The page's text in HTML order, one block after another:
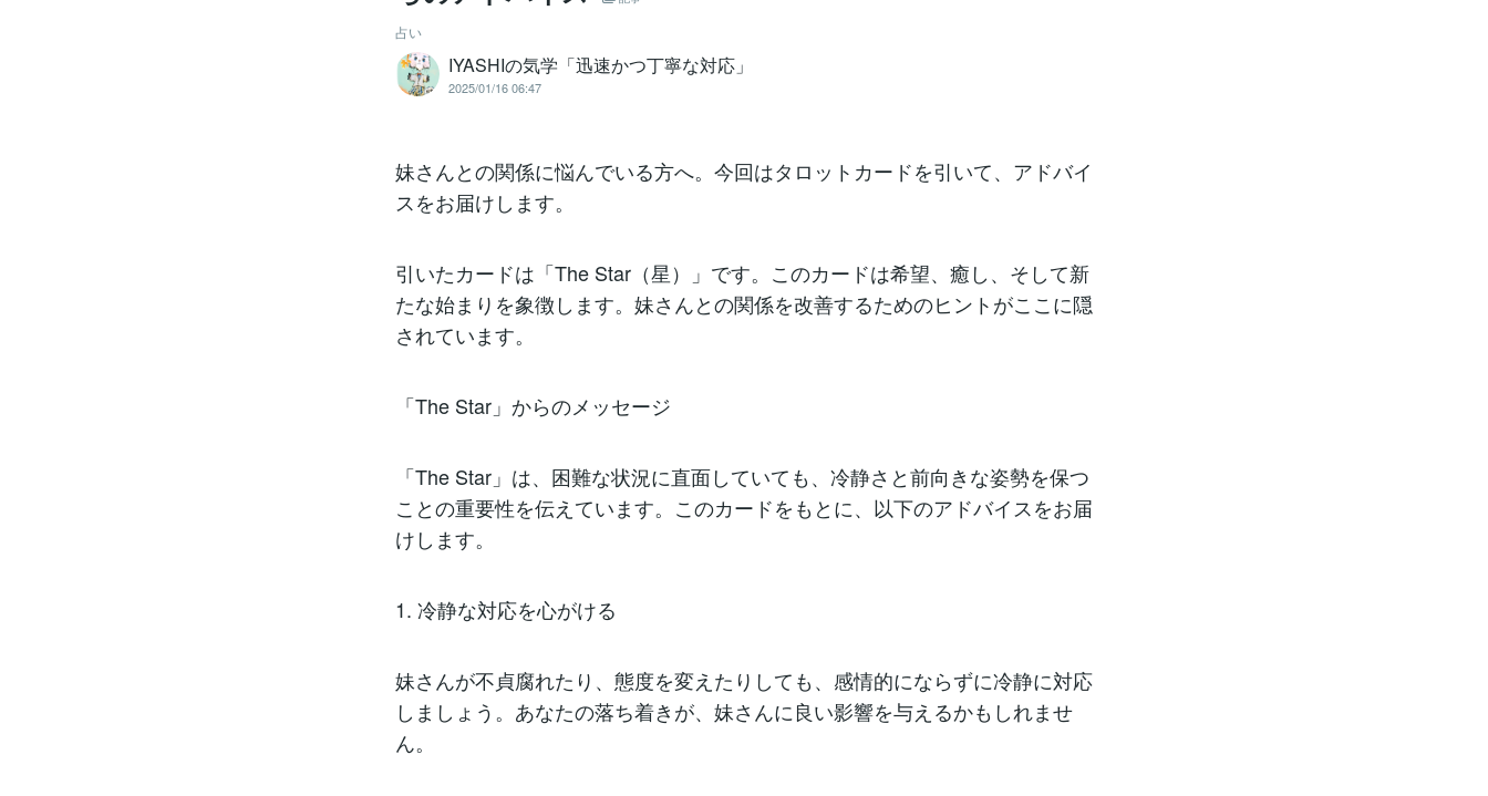
占い
IYASHIの気学「迅速かつ丁寧な対応」
2025/01/16 06:47
妹さんとの関係に悩んでいる方へ。今回はタロットカードを引いて、アドバイ
スをお届けします。
引いたカードは「The Star（星）」です。このカードは希望、癒し、そして新
たな始まりを象徴します。妹さんとの関係を改善するためのヒントがここに隠
されています。
「The Star」からのメッセージ
「The Star」は、困難な状況に直面していても、冷静さと前向きな姿勢を保つ
ことの重要性を伝えています。このカードをもとに、以下のアドバイスをお届
けします。
1. 冷静な対応を心がける
妹さんが不貞腐れたり、態度を変えたりしても、感情的にならずに冷静に対応
しましょう。あなたの落ち着きが、妹さんに良い影響を与えるかもしれませ
ん。